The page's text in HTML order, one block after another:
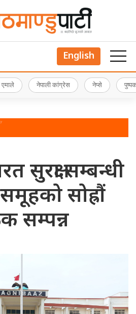
English
नेपाली कांग्रेस नेप्से
सुरक्षा सम्बन्धी
सोह्रौं
सम्पन्न